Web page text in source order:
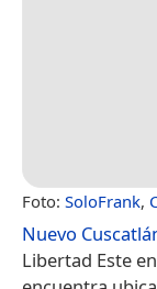
Foto: SoloFrank,
Nuevo
Libertad Este